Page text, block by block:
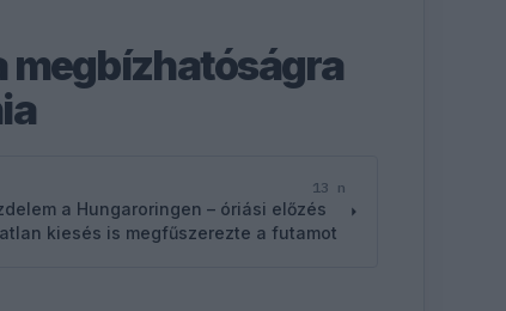
megbízhatóságra
13 n
a Hungaroringen – óriási előzés
kiesés is megfűszerezte a futamot